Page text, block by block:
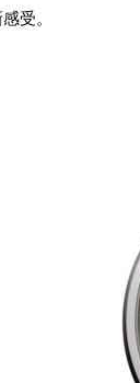
受。